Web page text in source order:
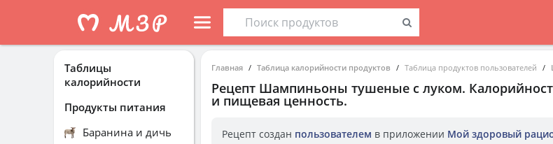
Главная Таблица калорийности продуктов Таблица продуктов пользователей
Рецепт Шампиньоны тушеные с луком.
и пищевая ценность.
Рецепт создан пользователем в приложении Мой здоровый
Таблицы
калорийности
Продукты питания
Баранина и дичь